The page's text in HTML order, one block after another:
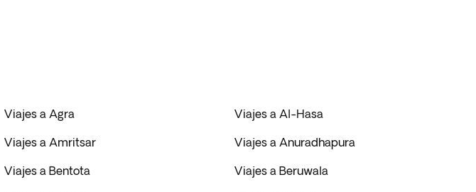
Viajes a Agra Viajes a Al-Hasa
Viajes a Amritsar Viajes a Anuradhapura
Viajes a Bentota Viajes a Beruwala